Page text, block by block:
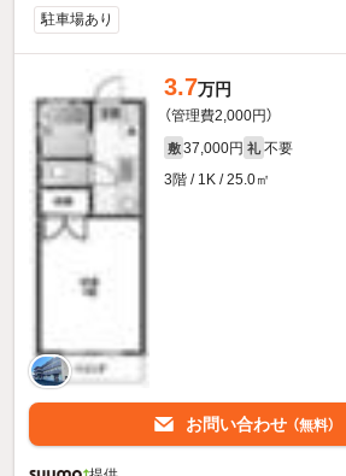
駐車場あり
3.7万円
（管理費2,000円）
敷 37,000円 礼 不要
3階 / 1K / 25.0㎡
お問い合わせ （無料）